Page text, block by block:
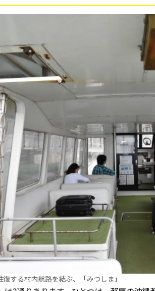
する村内航路を結ぶ、「みつしま」